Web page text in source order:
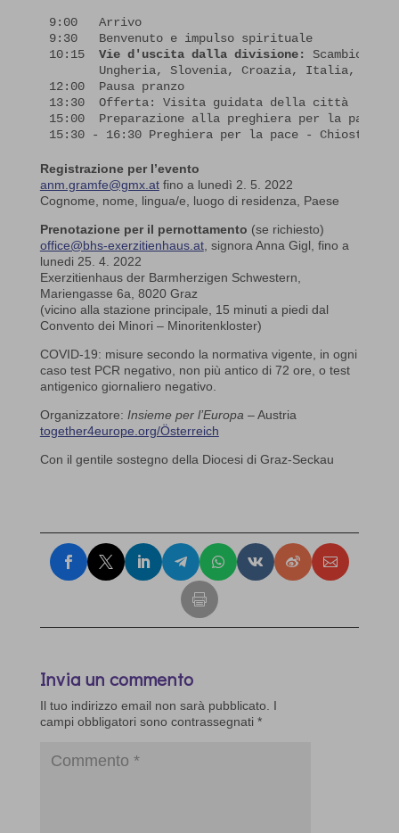
9:00   Arrivo
9:30   Benvenuto e impulso spirituale
10:15 Vie d'uscita dalla divisione:
Scambio di
Ungheria, Slovenia, Croazia, Italia,
12:00  Pausa pranzo
13:30  Offerta: Visita guidata della città
15:00  Preparazione alla preghiera per la pace
15:30 - 16:30 Preghiera per la pace - Chiostro
Registrazione per l’evento
anm.gramfe@gmx.atfino a lunedì 2. 5. 2022
Cognome, nome, lingua/e, luogo di residenza, Paese
Prenotazione per il pernottamento (se richiesto)
office@bhs-exerzitienhaus.at, signora Anna Gigl, fino a
lunedi 25. 4. 2022
Exerzitienhaus der Barmherzigen Schwestern,
Mariengasse 6a, 8020 Graz
(vicino alla stazione principale, 15 minuti a piedi dal
Convento dei Minori – Minoritenkloster)
COVID-19: misure secondo la normativa vigente, in ogni
caso test PCR negativo, non più antico di 72 ore, o test
antigenico giornaliero negativo.
Organizzatore: Insieme per l’Europa – Austria
together4europe.org/Österreich
Con il gentile sostegno della Diocesi di Graz-Seckau
Invia un commento
Il tuo indirizzo email non sarà pubblicato. I
campi obbligatori sono contrassegnati *